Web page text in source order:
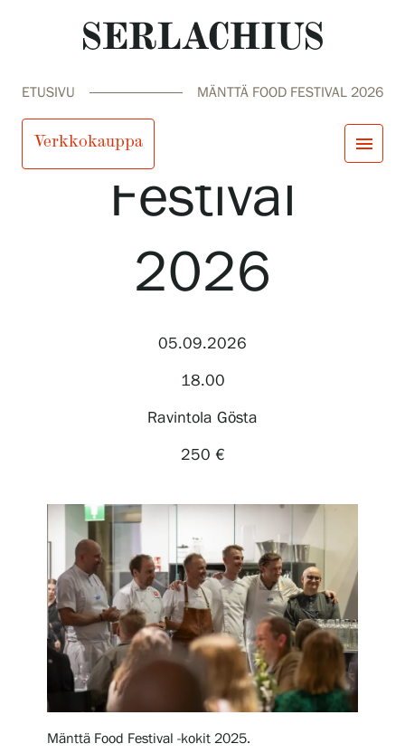
ETUSIVU MÄNTTÄ FOOD FESTIVAL 2026
Verkkokauppa menu
searchHakufiensvja
Tapahtumat
Palvelumme
Kokoelmat ja museo
Serlachius Residenssi
Mänttä Food
Festival
2026
05.09.2026
18.00
Ravintola Gösta
250 €
Mänttä Food Festival -kokit 2025.